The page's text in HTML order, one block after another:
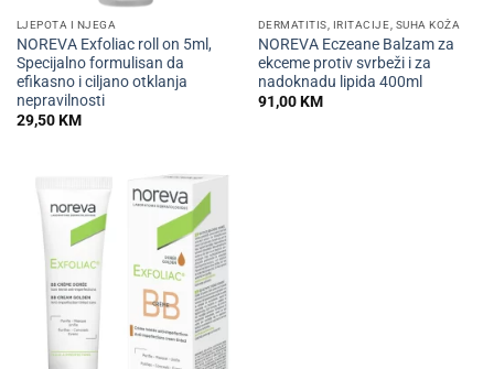
LJEPOTA I NJEGA
NOREVA Exfoliac roll on 5ml,
Specijalno formulisan da
efikasno i ciljano otklanja
nepravilnosti
29,50KM
DERMATITIS, IRITACIJE, SUHA KOŽA
NOREVA Eczeane Balzam za
ekceme protiv svrbeži i za
nadoknadu lipida 400ml
91,00KM